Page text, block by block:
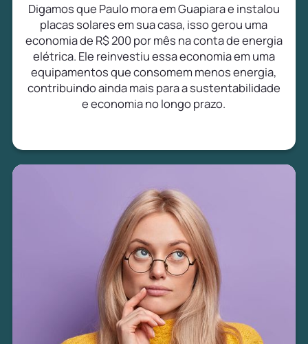
Digamos que Paulo mora em Guapiara e instalou
placas solares em sua casa, isso gerou uma
economia de R$ 200 por mês na conta de energia
elétrica. Ele reinvestiu essa economia em uma
equipamentos que consomem menos energia,
contribuindo ainda mais para a sustentabilidade
e economia no longo prazo.